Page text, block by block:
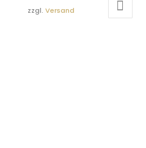
zzgl. Versand